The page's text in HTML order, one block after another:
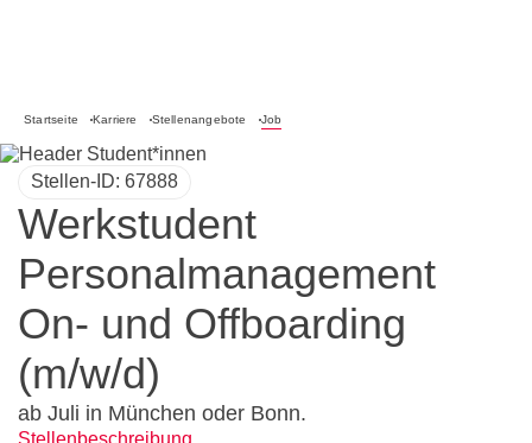
Startseite Karriere Stellenangebote Job
Stellen-ID: 67888
Werkstudent
Personalmanagement
On- und Offboarding
(m/w/d)
ab Juli in München oder Bonn.
Stellenbeschreibung